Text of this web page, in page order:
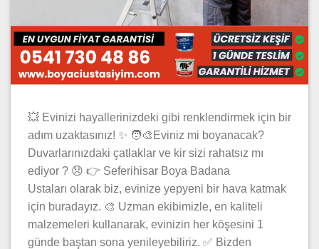
💥 Evinizi hayallerinizdeki gibi renklendirmek için bir
adım uzaktasınız! ✨ 🧑‍🎨Eviniz mi boyanacak?
Duvarlarınızdaki çatlaklar ve kir sizi rahatsız mı
ediyor ? 😞 👉 Seferihisar Boya Badana
Ustaları olarak biz, evinize yepyeni bir hava katmak
için buradayız. 🎨 Uzman ekibimizle, en kaliteli
malzemeleri kullanarak, evinizin her köşesini 1
günde baştan sona yenileyebiliriz. ✅ Bizden